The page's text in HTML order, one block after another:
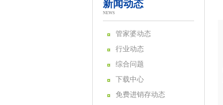
新闻动态
NEWS
管家婆动态
行业动态
综合问题
下载中心
免费进销存动态